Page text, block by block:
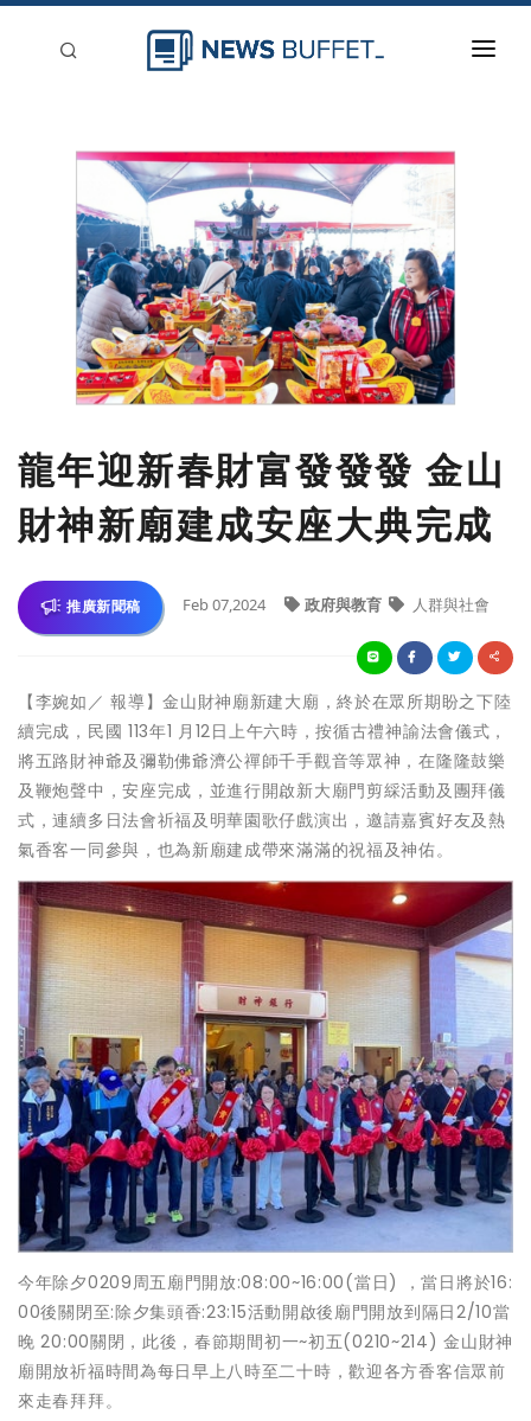
新聞稿分類
登入
刊登
龍年迎新春財富發發發 金山
財神新廟建成安座大典完成
推廣新聞稿 Feb 07,2024 政府與教育 人群與社會
【李婉如／ 報導】金山財神廟新建大廟，終於在眾所期盼之下陸
續完成，民國 113年1 月12日上午六時，按循古禮神諭法會儀式，
將五路財神爺及彌勒佛爺濟公禪師千手觀音等眾神，在隆隆鼓樂
及鞭炮聲中，安座完成，並進行開啟新大廟門剪綵活動及團拜儀
式，連續多日法會祈福及明華園歌仔戲演出，邀請嘉賓好友及熱
氣香客一同參與，也為新廟建成帶來滿滿的祝福及神佑。
今年除夕0209周五廟門開放:08:00~16:00(當日) ，當日將於16:
00後關閉至:除夕集頭香:23:15活動開啟後廟門開放到隔日2/10當
晚 20:00關閉，此後，春節期間初一~初五(0210~214) 金山財神
廟開放祈福時間為每日早上八時至二十時，歡迎各方香客信眾前
來走春拜拜。